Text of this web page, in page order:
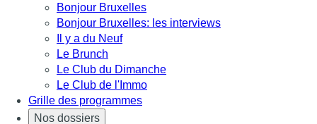
Bonjour Bruxelles
Bonjour Bruxelles: les interviews
Il y a du Neuf
Le Brunch
Le Club du Dimanche
Le Club de l'Immo
Grille des programmes
Nos dossiers